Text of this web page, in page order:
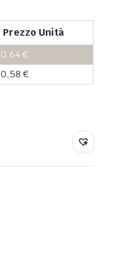
Prezzo Unità
0,64€
0,58€